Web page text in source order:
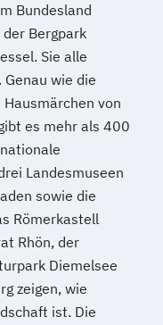
Ingenieure
für
Mechatronik
Bundesland
Bergpark
Sie alle
Genau wie die
von
es mehr als 400
Landesmuseen
sowie die
Römerkastell
Rhön, der
Diemelsee
zeigen, wie
ist. Die